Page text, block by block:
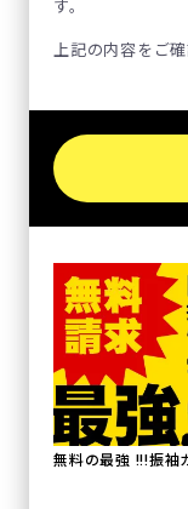
す。
上記の内容をご
無料の最強 !!!振袖